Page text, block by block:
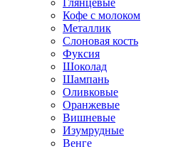
Глянцевые
Кофе с молоком
Металлик
Слоновая кость
Фуксия
Шоколад
Шампань
Оливковые
Оранжевые
Вишневые
Изумрудные
Венге